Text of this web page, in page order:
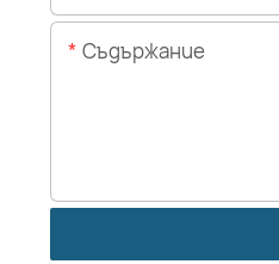
Съдържание